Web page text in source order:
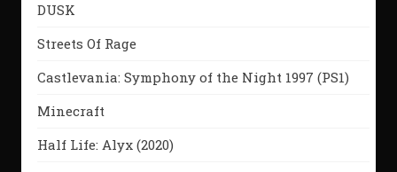
DUSK
Streets Of Rage
Castlevania: Symphony of the Night 1997 (PS1)
Minecraft
Half Life: Alyx (2020)